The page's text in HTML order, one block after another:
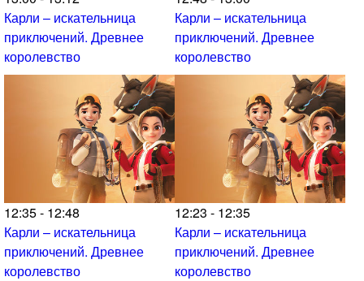
Карли – искательница
приключений. Древнее
королевство
Карли – искательница
приключений. Древнее
королевство
12:35 - 12:48
Карли – искательница
приключений. Древнее
королевство
12:23 - 12:35
Карли – искательница
приключений. Древнее
королевство